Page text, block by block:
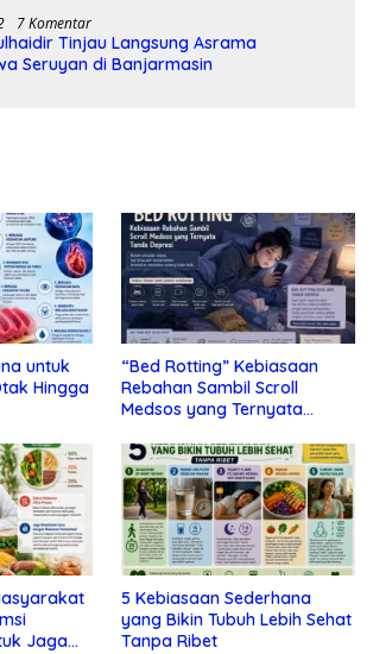
7 Komentar
Tinjau Langsung Asrama
Seruyan di Banjarmasin
untuk
Hingga
“Bed Rotting” Kebiasaan
Rebahan Sambil Scroll
Medsos yang Ternyata
Jaga
5 Kebiasaan Sederhana
yang Bikin Tubuh Lebih Sehat
Tanpa Ribet